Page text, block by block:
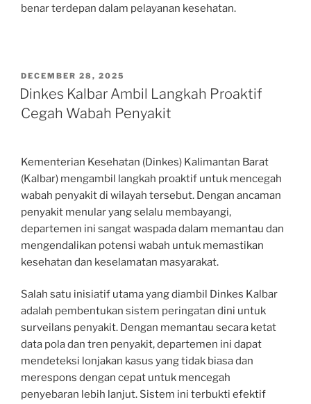
benar terdepan dalam pelayanan kesehatan.
POSTED
ON
DECEMBER 28, 2025
Dinkes Kalbar Ambil Langkah Proaktif
Cegah Wabah Penyakit
Kementerian Kesehatan (Dinkes) Kalimantan Barat
(Kalbar) mengambil langkah proaktif untuk mencegah
wabah penyakit di wilayah tersebut. Dengan ancaman
penyakit menular yang selalu membayangi,
departemen ini sangat waspada dalam memantau dan
mengendalikan potensi wabah untuk memastikan
kesehatan dan keselamatan masyarakat.
Salah satu inisiatif utama yang diambil Dinkes Kalbar
adalah pembentukan sistem peringatan dini untuk
surveilans penyakit. Dengan memantau secara ketat
data pola dan tren penyakit, departemen ini dapat
mendeteksi lonjakan kasus yang tidak biasa dan
merespons dengan cepat untuk mencegah
penyebaran lebih lanjut. Sistem ini terbukti efektif